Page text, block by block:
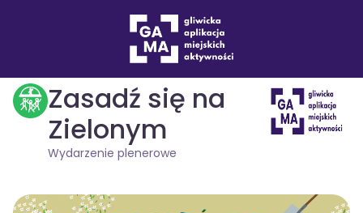
Wydarzenie plenerowe
Zasadź się na
Zielonym
Wydarzenie plenerowe